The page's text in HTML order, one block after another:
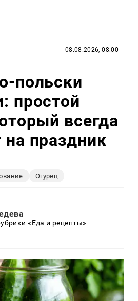
08.08.2026, 08:00
простой
всегда
праздник
Огурец
«Еда и рецепты»